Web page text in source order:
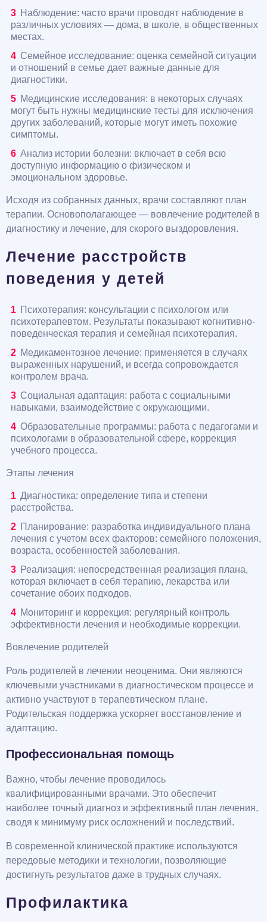
Наблюдение: часто врачи проводят наблюдение в
различных условиях — дома, в школе, в общественных
местах.
Семейное исследование: оценка семейной ситуации
и отношений в семье дает важные данные для
диагностики.
Медицинские исследования: в некоторых случаях
могут быть нужны медицинские тесты для исключения
других заболеваний, которые могут иметь похожие
симптомы.
Анализ истории болезни: включает в себя всю
доступную информацию о физическом и
эмоциональном здоровье.
Исходя из собранных данных, врачи составляют план
терапии. Основополагающее — вовлечение родителей в
диагностику и лечение, для скорого выздоровления.
Лечение расстройств
поведения у детей
Психотерапия: консультации с психологом или
психотерапевтом. Результаты показывают когнитивно-
поведенческая терапия и семейная психотерапия.
Медикаментозное лечение: применяется в случаях
выраженных нарушений, и всегда сопровождается
контролем врача.
Социальная адаптация: работа с социальными
навыками, взаимодействие с окружающими.
Образовательные программы: работа с педагогами и
психологами в образовательной сфере, коррекция
учебного процесса.
Этапы лечения
Диагностика: определение типа и степени
расстройства.
Планирование: разработка индивидуального плана
лечения с учетом всех факторов: семейного положения,
возраста, особенностей заболевания.
Реализация: непосредственная реализация плана,
которая включает в себя терапию, лекарства или
сочетание обоих подходов.
Мониторинг и коррекция: регулярный контроль
эффективности лечения и необходимые коррекции.
Вовлечение родителей
Роль родителей в лечении неоценима. Они являются
ключевыми участниками в диагностическом процессе и
активно участвуют в терапевтическом плане.
Родительская поддержка ускоряет восстановление и
адаптацию.
Профессиональная помощь
Важно, чтобы лечение проводилось
квалифицированными врачами. Это обеспечит
наиболее точный диагноз и эффективный план лечения,
сводя к минимуму риск осложнений и последствий.
В современной клинической практике используются
передовые методики и технологии, позволяющие
достигнуть результатов даже в трудных случаях.
Профилактика